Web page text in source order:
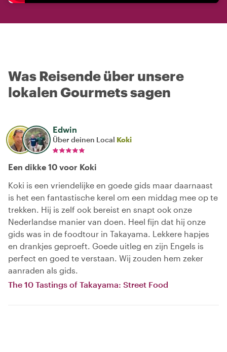
Was Reisende über unsere
lokalen Gourmets sagen
Edwin
Über deinen Local Koki
Een dikke 10 voor Koki
Koki is een vriendelijke en goede gids maar daarnaast
is het een fantastische kerel om een middag mee op te
trekken. Hij is zelf ook bereist en snapt ook onze
Nederlandse manier van doen. Heel fijn dat hij onze
gids was in de foodtour in Takayama. Lekkere hapjes
en drankjes geproeft. Goede uitleg en zijn Engels is
perfect en goed te verstaan. Wij zouden hem zeker
aanraden als gids.
The 10 Tastings of Takayama: Street Food